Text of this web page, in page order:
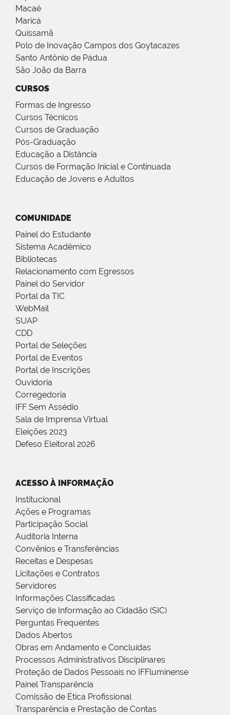
Macaé
Maricá
Quissamã
Polo de Inovação Campos dos Goytacazes
Santo Antônio de Pádua
São João da Barra
CURSOS
Formas de Ingresso
Cursos Técnicos
Cursos de Graduação
Pós-Graduação
Educação a Distância
Cursos de Formação Inicial e Continuada
Educação de Jovens e Adultos
COMUNIDADE
Painel do Estudante
Sistema Acadêmico
Bibliotecas
Relacionamento com Egressos
Painel do Servidor
Portal da TIC
WebMail
SUAP
CDD
Portal de Seleções
Portal de Eventos
Portal de Inscrições
Ouvidoria
Corregedoria
IFF Sem Assédio
Sala de Imprensa Virtual
Eleições 2023
Defeso Eleitoral 2026
ACESSO À INFORMAÇÃO
Institucional
Ações e Programas
Participação Social
Auditoria Interna
Convênios e Transferências
Receitas e Despesas
Licitações e Contratos
Servidores
Informações Classificadas
Serviço de Informação ao Cidadão (SIC)
Perguntas Frequentes
Dados Abertos
Obras em Andamento e Concluídas
Processos Administrativos Disciplinares
Proteção de Dados Pessoais no IFFluminense
Painel Transparência
Comissão de Ética Profissional
Transparência e Prestação de Contas